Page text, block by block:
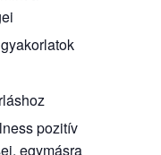
pozitív
egymásra